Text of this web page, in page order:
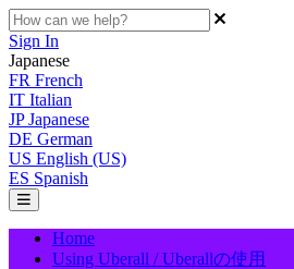
Sign In
Japanese
FR French
IT Italian
JP Japanese
DE German
US English (US)
ES Spanish
Home
Using Uberall / Uberallの使用